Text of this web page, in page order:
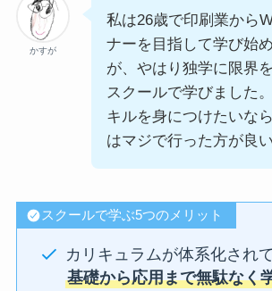
かすが
私は26歳で印刷業から
ナーを目指して学び始
が、やはり独学に限界
スクールで学びました
キルを身につけたいな
はマジで行った方が良
スクールで学ぶ5つのメリット
カリキュラムが体系化され
基礎から応用まで無駄なく